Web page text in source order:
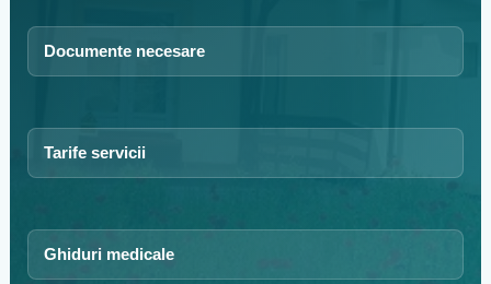
Documente necesare
Tarife servicii
Ghiduri medicale